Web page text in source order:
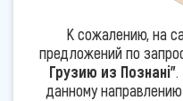
К сожалению, на
предложений по
Грузию из Познані"
данному